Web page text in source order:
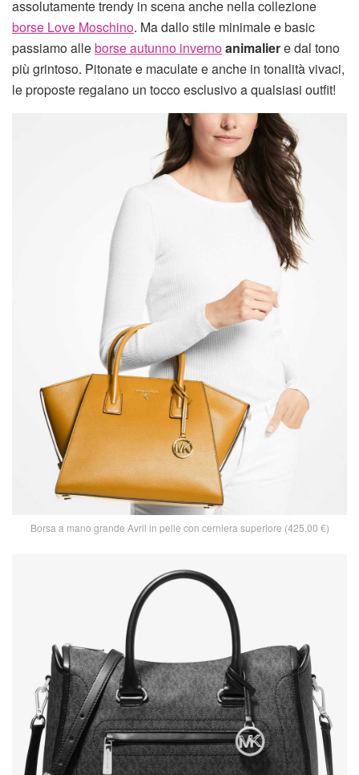
assolutamente trendy in scena anche nella collezione
borse Love Moschino. Ma dallo stile minimale e basic
passiamo alleborse autunno invernoanimaliere dal tono
più grintoso. Pitonate e maculate e anche in tonalità vivaci,
le proposte regalano un tocco esclusivo a qualsiasi outfit!
Borsa a mano grande Avril in pelle con cerniera superiore (425,00 €)